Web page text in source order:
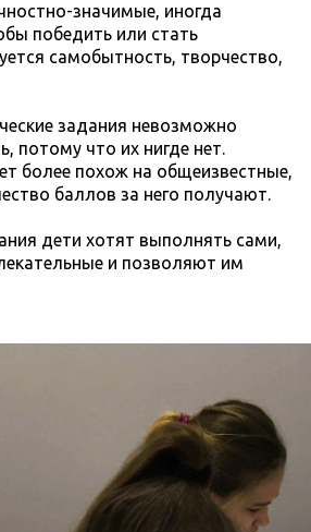
значимые, иногда
победить или стать
самобытность, творчество,
задания невозможно
потому что их нигде нет.
более похож на общеизвестные,
баллов за него получают.
дети хотят выполнять сами,
и позволяют им